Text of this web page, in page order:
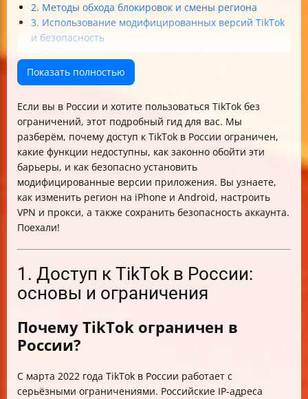
2. Методы обхода блокировок и смены региона
3. Использование модифицированных версий TikTok
и безопасность
настройке
5. Советы по сохранности аккаунта и избежанию
Итог
Показать полностью
Если вы в России и хотите пользоваться TikTok без
ограничений, этот подробный гид для вас. Мы
разберём, почему доступ к TikTok в России ограничен,
какие функции недоступны, как законно обойти эти
барьеры, и как безопасно установить
модифицированные версии приложения. Вы узнаете,
как изменить регион на iPhone и Android, настроить
VPN и прокси, а также сохранить безопасность аккаунта.
Поехали!
1. Доступ к TikTok в России:
основы и ограничения
Почему TikTok ограничен в
России?
С марта 2022 года TikTok в России работает с
серьёзными ограничениями. Российские IP-адреса